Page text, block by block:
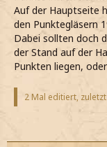
Auf der Hauptseite
den Punktegläsern
Dabei sollten doch
der Stand auf der
Punkten liegen,
2 Mal editiert,